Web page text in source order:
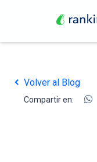
Volver al Blog
Compartir en: